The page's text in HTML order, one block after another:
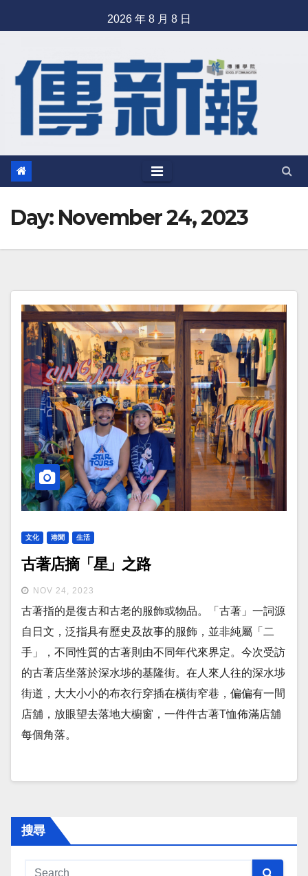
to
2026 年 8 月 8 日
Day: November 24, 2023
文化 港聞 生活
古著店摘「星」之路
NOV 24, 2023
古著指的是復古和古老的服飾或物品。「古著」一詞源
自日文，泛指具有歷史及故事的服飾，並非純屬「二
手」，不同性質的古著則由不同年代來界定。今次受訪
的古著店坐落於深水埗的基隆街。在人來人往的深水埗
街道，大大小小的布衣行穿插在橫街窄巷，偏偏有一間
店舖，放眼望去落地大櫥窗，一件件古著T恤佈滿店舖
每個角落。
搜尋